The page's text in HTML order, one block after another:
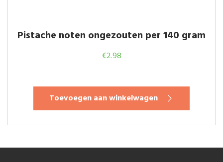
Pistache noten ongezouten per 140 gram
€2.98
Toevoegen aan winkelwagen